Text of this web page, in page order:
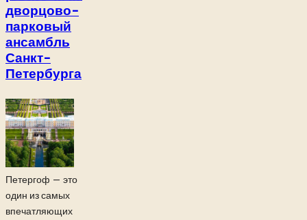
дворцово-
парковый
ансамбль
Санкт-
Петербурга
Петергоф — это
один из самых
впечатляющих